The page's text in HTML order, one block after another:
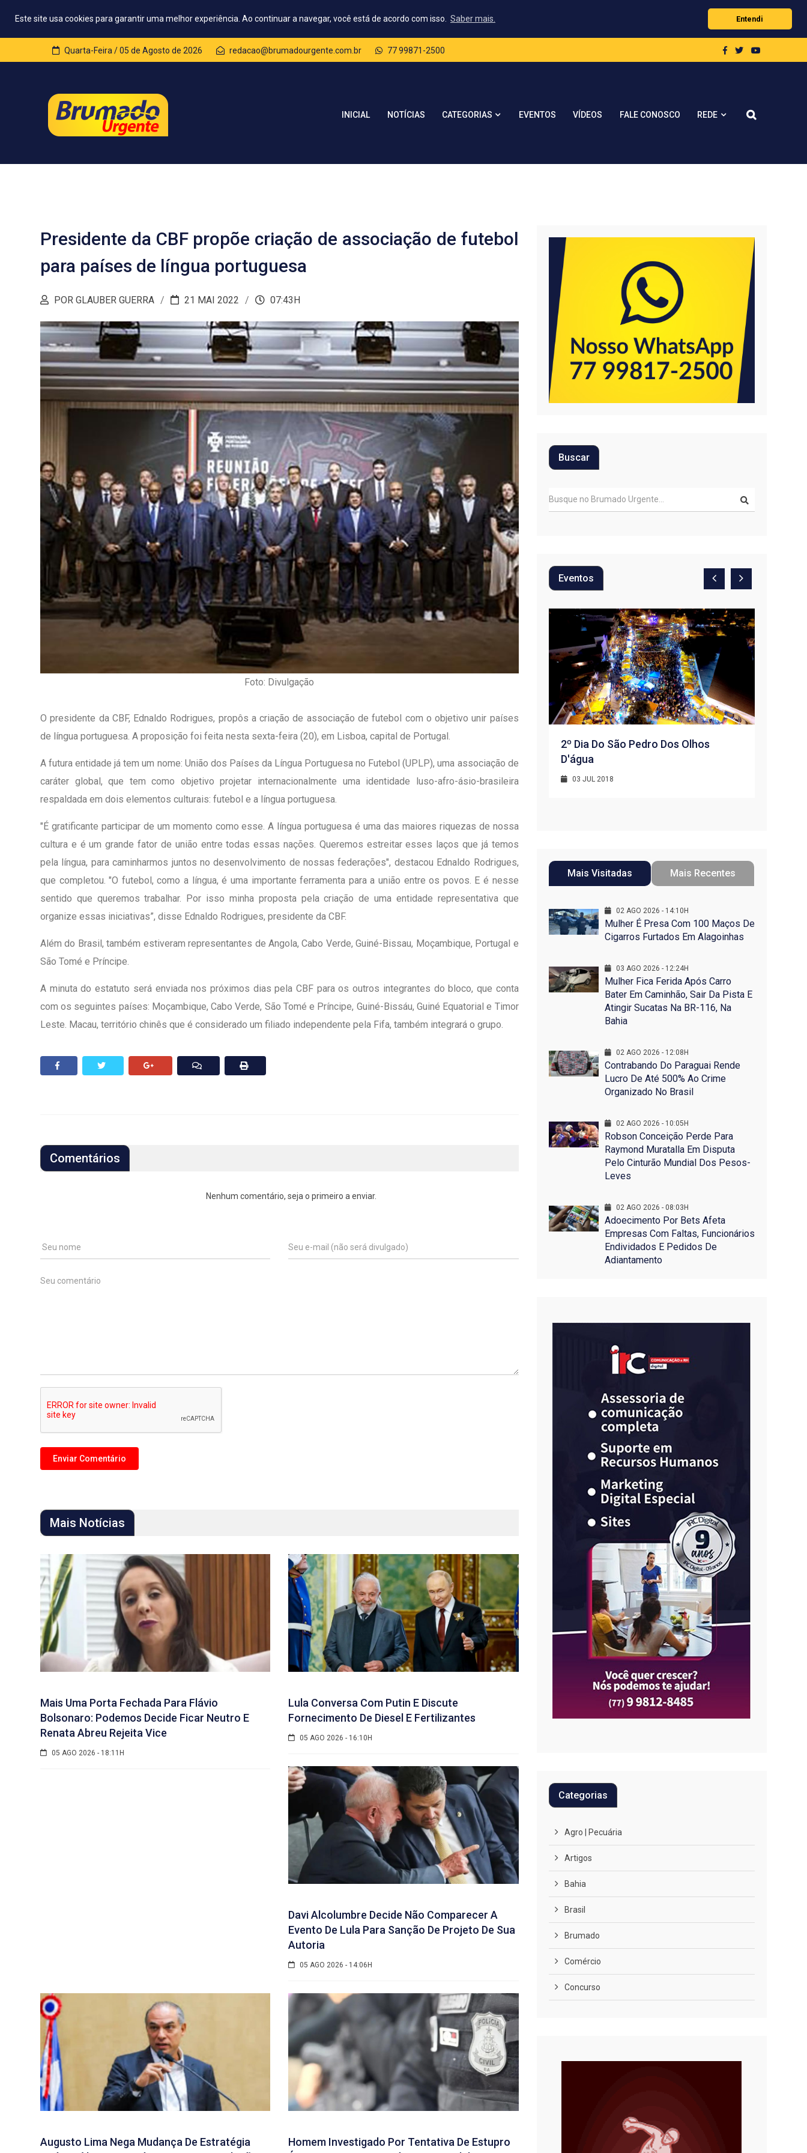
Este site usa cookies para garantir uma melhor experiência. Ao continuar a navegar, você está de acordo com isso. Saber mais. Entendi
Quarta-Feira / 05 de Agosto de 2026 redacao@brumadourgente.com.br 77 99871-2500
INICIAL NOTÍCIAS CATEGORIAS EVENTOS VÍDEOS FALE CONOSCO REDE
Presidente da CBF propõe criação de associação de futebol
para países de língua portuguesa
POR GLAUBER GUERRA 21 MAI 2022 07:43H
Foto: Divulgação
O presidente da CBF, Ednaldo Rodrigues, propôs a criação de associação de futebol com o objetivo unir países
de língua portuguesa. A proposição foi feita nesta sexta-feira (20), em Lisboa, capital de Portugal.
A futura entidade já tem um nome: União dos Países da Língua Portuguesa no Futebol (UPLP), uma associação de
caráter global, que tem como objetivo projetar internacionalmente uma identidade luso-afro-ásio-brasileira
respaldada em dois elementos culturais: futebol e a língua portuguesa.
"É gratificante participar de um momento como esse. A língua portuguesa é uma das maiores riquezas de nossa
cultura e é um grande fator de união entre todas essas nações. Queremos estreitar esses laços que já temos
pela língua, para caminharmos juntos no desenvolvimento de nossas federações", destacou Ednaldo Rodrigues,
que completou. "O futebol, como a língua, é uma importante ferramenta para a união entre os povos. E é nesse
sentido que queremos trabalhar. Por isso minha proposta pela criação de uma entidade representativa que
organize essas iniciativas”, disse Ednaldo Rodrigues, presidente da CBF.
Além do Brasil, também estiveram representantes de Angola, Cabo Verde, Guiné-Bissau, Moçambique, Portugal e
São Tomé e Príncipe.
A minuta do estatuto será enviada nos próximos dias pela CBF para os outros integrantes do bloco, que conta
com os seguintes países: Moçambique, Cabo Verde, São Tomé e Príncipe, Guiné-Bissáu, Guiné Equatorial e Timor
Leste. Macau, território chinês que é considerado um filiado independente pela Fifa, também integrará o grupo.
Comentários
Nenhum comentário, seja o primeiro a enviar.
Mais Notícias
Mais Uma Porta Fechada Para Flávio
Bolsonaro: Podemos Decide Ficar Neutro E
Renata Abreu Rejeita Vice
05 AGO 2026 - 18:11H
Lula Conversa Com Putin E Discute
Fornecimento De Diesel E Fertilizantes
05 AGO 2026 - 16:10H
Davi Alcolumbre Decide Não Comparecer A
Evento De Lula Para Sanção De Projeto De Sua
Autoria
05 AGO 2026 - 14:06H
Augusto Lima Nega Mudança De Estratégia
Homem Investigado Por Tentativa De Estupro
Buscar
Eventos
1º Dia - São Pedro Do Bairro Olhos
D’água
01 JUL 2018
Inauguração Da Franquia HINODE
CENTER Em Brumado
2º Dia Do São Pedro Dos Olhos
D'água
03 JUL 2018
Mais Visitadas Mais Recentes
02 AGO 2026 - 14:10H
Mulher É Presa Com 100 Maços De
Cigarros Furtados Em Alagoinhas
03 AGO 2026 - 12:24H
Mulher Fica Ferida Após Carro
Bater Em Caminhão, Sair Da Pista E
Atingir Sucatas Na BR-116, Na
Bahia
02 AGO 2026 - 12:08H
Contrabando Do Paraguai Rende
Lucro De Até 500% Ao Crime
Organizado No Brasil
02 AGO 2026 - 10:05H
Robson Conceição Perde Para
Raymond Muratalla Em Disputa
Pelo Cinturão Mundial Dos Pesos-
Leves
02 AGO 2026 - 08:03H
Adoecimento Por Bets Afeta
Empresas Com Faltas, Funcionários
Endividados E Pedidos De
Adiantamento
Categorias
Agro | Pecuária
Artigos
Bahia
Brasil
Brumado
Comércio
Concurso